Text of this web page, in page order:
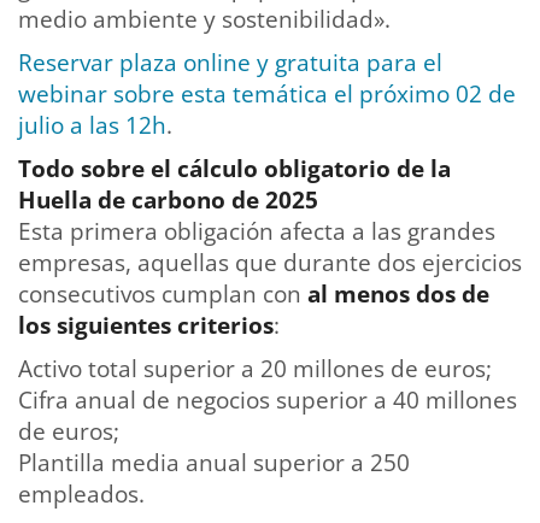
medio ambiente y sostenibilidad».
Reservar plaza online y gratuita para el
webinar sobre esta temática el próximo 02 de
julio a las 12h.
Todo sobre el cálculo obligatorio de la
Huella de carbono de 2025
Esta primera obligación afecta a las grandes
empresas, aquellas que durante dos ejercicios
consecutivos cumplan con al menos dos de
los siguientes criterios:
Activo total superior a 20 millones de euros;
Cifra anual de negocios superior a 40 millones
de euros;
Plantilla media anual superior a 250
empleados.